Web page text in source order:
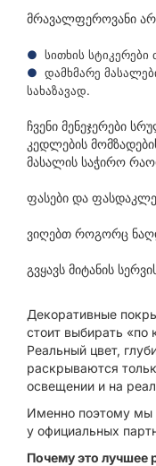
მრავალფეროვანი
სითხის
დამხმარე
სახაზავად.
ჩვენი მენეჯერები
კედლების
მასალის საჭირო
ფასები და
ვიღებთ როგორც
გვყავს მიტანის
Декоративные
стоит выбирать «по
Реальный цвет,
раскрываются
освещении и на
Именно поэтому мы
у официальных
Почему это лучшее